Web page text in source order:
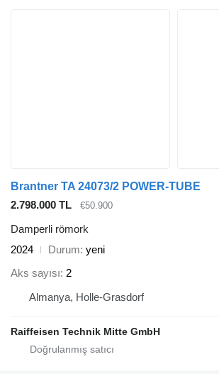
Brantner TA 24073/2 POWER-TUBE
2.798.000 TL
€50.900
Damperli römork
2024
Durum yeni
Aks sayısı 2
Almanya, Holle-Grasdorf
Raiffeisen Technik Mitte GmbH